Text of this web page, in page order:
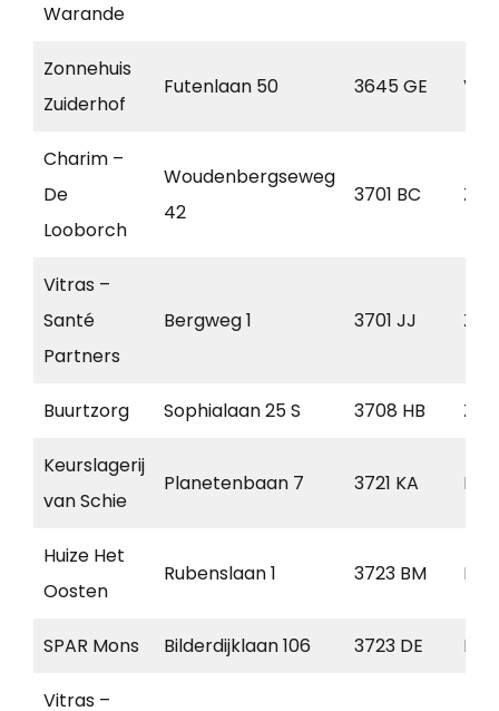
Warande
Zonnehuis
Zuiderhof
Futenlaan 50 3645 GE
Charim –
De
Looborch
Woudenbergseweg
42
3701 BC
Vitras –
Santé
Partners
Bergweg 1 3701 JJ
Buurtzorg Sophialaan 25 S 3708 HB
Keurslagerij
van Schie
Planetenbaan 7 3721 KA
Huize Het
Oosten
Rubenslaan 1 3723 BM
SPAR Mons Bilderdijklaan 106 3723 DE
Vitras –